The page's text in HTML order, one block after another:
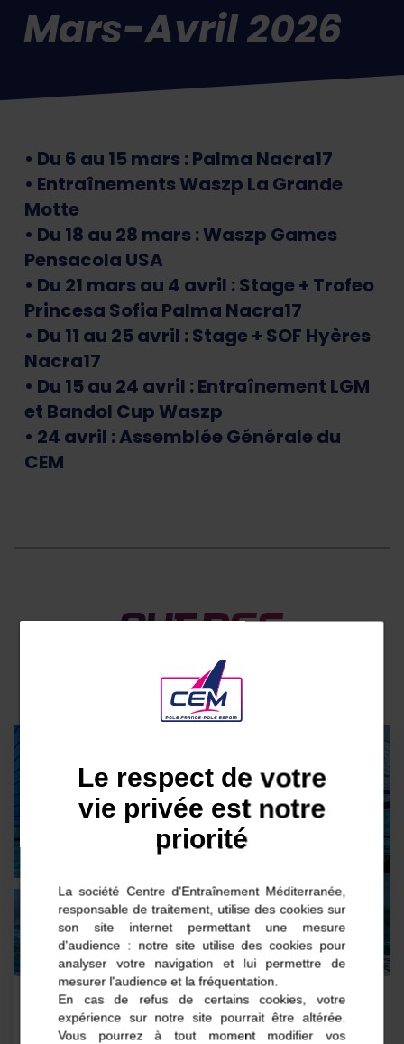
Mars-Avril 2026
• Du 6 au 15 mars : Palma Nacra17
• Entraînements Waszp La Grande
Motte
• Du 18 au 28 mars : Waszp Games
Pensacola USA
• Du 21 mars au 4 avril : Stage + Trofeo
Princesa Sofia Palma Nacra17
• Du 11 au 25 avril : Stage + SOF Hyères
Nacra17
• Du 15 au 24 avril : Entraînement LGM
et Bandol Cup Waszp
• 24 avril : Assemblée Générale du
CEM
Autres
evenements
Février 2022
Le respect de votre
vie privée est notre
priorité
La société Centre d'Entraînement Méditerranée,
responsable de traitement, utilise des cookies sur
son site internet permettant une mesure
d'audience : notre site utilise des cookies pour
analyser votre navigation et lui permettre de
mesurer l'audience et la fréquentation.
En cas de refus de certains cookies, votre
expérience sur notre site pourrait être altérée.
Vous pourrez à tout moment modifier vos